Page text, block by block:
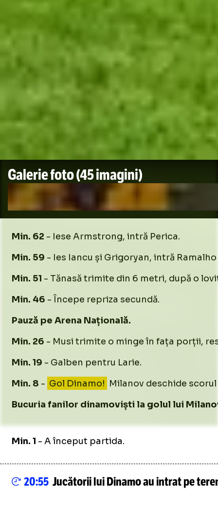
Galerie foto(45 imagini)
Min. 62 - Iese Armstrong, intră Perica.
Min. 59 - Ies Iancu și Grigoryan, intră
Min. 51 - Tănasă trimite din 6 metri, după o
Min. 46 - Începe repriza secundă.
Pauză pe Arena Națională.
Min. 26 - Musi trimite o minge în fața porții,
Min. 19 - Galben pentru Larie.
Min. 8 - Gol Dinamo! Milanov deschide
Bucuria fanilor dinamoviști la golul lui
Unmute
Min. 1 - A început partida.
20:55 Jucătorii lui Dinamo au intrat pe